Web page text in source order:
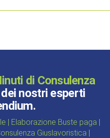
di Consulenza
nostri esperti
| Elaborazione Buste paga |
Giuslavoristica |